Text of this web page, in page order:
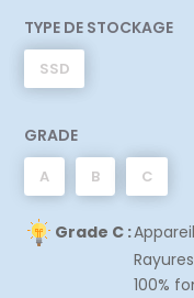
TYPE DE STOCKAGE
SSD
GRADE
A B C
Grade C :
100%